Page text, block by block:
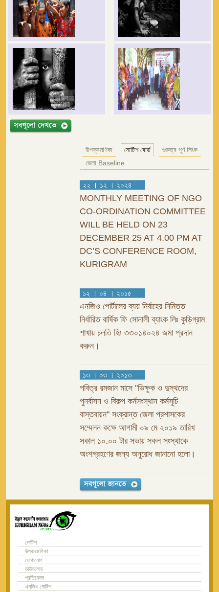
উপক্রমণিকা নোটিশ বোর্ড
গুরুত্ব পূর্ণ লিংক
জেলা Baseline
২২ । ১২ । ২০২৪
MONTHLY MEETING OF NGO
CO-ORDINATION COMMITTEE
WILL BE HELD ON 23
DECEMBER 25 AT 4.00 PM AT
DC’S CONFERENCE ROOM,
KURIGRAM
১২ । ০৪ । ২০১৫
এনজিও পোর্টালের ব্যয় নির্বাহের নিমিত্ত
নির্ধারিত বার্ষিক ফি সোনালী ব্যাংক লিঃ কুড়িগ্রাম
শাখায় চলতি হিঃ ৩৩০১৪০২৪ জমা প্রদান
করুন।
১৩ । ০৩ । ২০১৩
পবিত্র রমজান মাসে ''ভিক্ষুক ও দুস্থদের
পুনর্বাসন ও বিকল্প কর্মসংস্থান কর্মসূচি
বাস্তবায়ন" সংক্রান্ত জেলা প্রশাসকের
সম্মেলন কক্ষে আগামী ০৯ মে ২০১৯ তারিখ
সকাল ১০.০০ টার সভায় সকল সংস্থাকে
অংশগ্রহণের জন্য অনুরোধ জানানো হলো।
নোটিশ
উপক্রমণিকা
যোগাযোগ
ডাউনলোড
প্রতিবেদন
এনজিও নোটিশ